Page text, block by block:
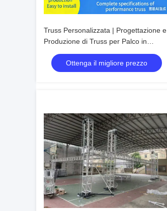
Truss Personalizzata | Progettazione e
Produzione di Truss per Palco in
Alluminio
Ottenga il migliore prezzo